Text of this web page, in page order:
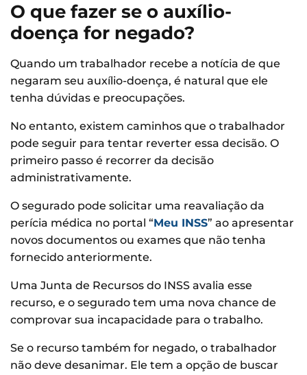
O que fazer se o auxílio-
doença for negado?
Quando um trabalhador recebe a notícia de que
negaram seu auxílio-doença, é natural que ele
tenha dúvidas e preocupações.
No entanto, existem caminhos que o trabalhador
pode seguir para tentar reverter essa decisão. O
primeiro passo é recorrer da decisão
administrativamente.
O segurado pode solicitar uma reavaliação da
perícia médica no portal “Meu INSS” ao apresentar
novos documentos ou exames que não tenha
fornecido anteriormente.
Uma Junta de Recursos do INSS avalia esse
recurso, e o segurado tem uma nova chance de
comprovar sua incapacidade para o trabalho.
Se o recurso também for negado, o trabalhador
não deve desanimar. Ele tem a opção de buscar